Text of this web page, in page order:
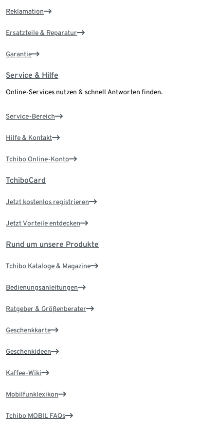
Reklamation
Ersatzteile & Reparatur
Garantie
Service & Hilfe
Online-Services nutzen & schnell Antworten finden.
Service-Bereich
Hilfe & Kontakt
Tchibo Online-Konto
TchiboCard
Jetzt kostenlos registrieren
Jetzt Vorteile entdecken
Rund um unsere Produkte
Tchibo Kataloge & Magazine
Bedienungsanleitungen
Ratgeber & Größenberater
Geschenkkarte
Geschenkideen
Kaffee-Wiki
Mobilfunklexikon
Tchibo MOBIL FAQs